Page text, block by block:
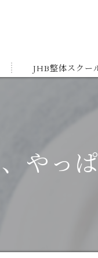
JHB整体スクー
受講生の声＆体験談
、やっ